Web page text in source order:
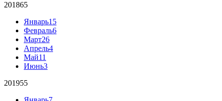
201865
Январь15
Февраль6
Март26
Апрель4
Май11
Июнь3
201955